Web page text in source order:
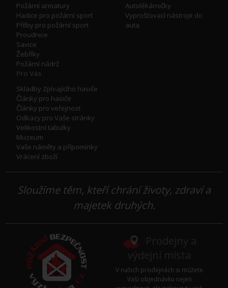
Požární armatury
Hadice pro požární sport
Přilby pro požární sport
Proudnice
Savice
Žebříky
Požární nádrž
Autolékárničky
Vyprošťovací nástroje do
auta
Pro Vás
Skladby Zpívajícího hasiče
Články pro hasiče
Články pro veřejnost
Odkazy pro Vaše stránky
Velikostní tabulky
Muzeum
Vaše náměty a přípomínky
Vrácení zboží
Sloužíme těm, kteří chrání životy, zdraví a
majetek druhých.
V našich prodejnách si můžete
Vaši objednávku nejen